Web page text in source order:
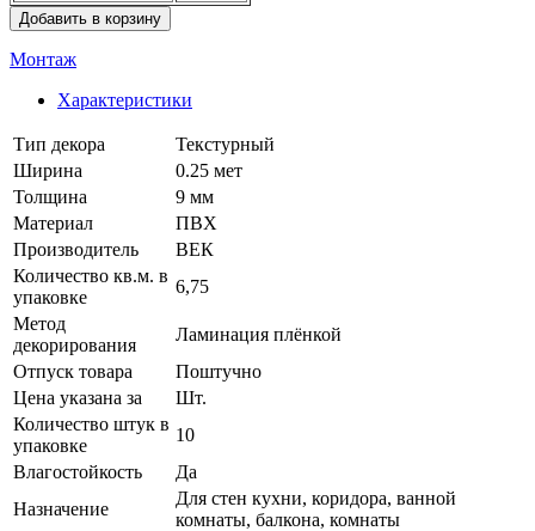
Добавить в корзину
Монтаж
Характеристики
Тип декора
Текстурный
Ширина
0.25 мет
Толщина
9 мм
Материал
ПВХ
Производитель
ВЕК
Количество кв.м. в
упаковке
6,75
Метод
декорирования
Ламинация плёнкой
Отпуск товара
Поштучно
Цена указана за
Шт.
Количество штук в
упаковке
10
Влагостойкость
Да
Назначение
Для стен кухни, коридора, ванной
комнаты, балкона, комнаты